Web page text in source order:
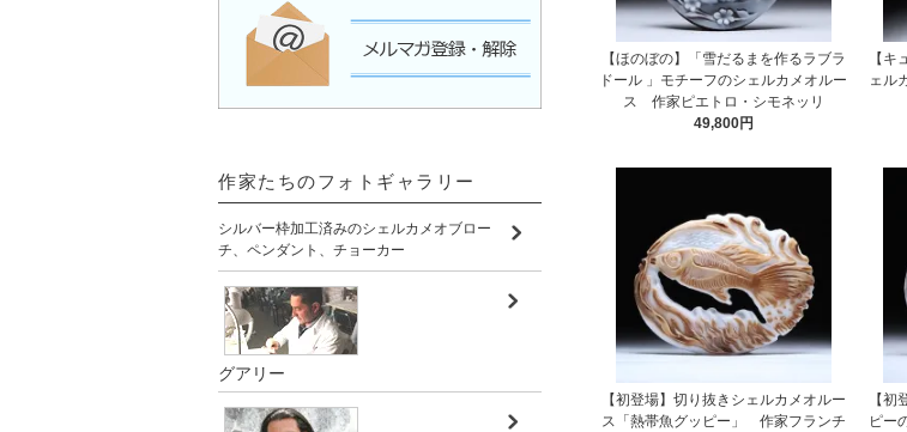
【ほのぼの】「雪だるまを作るラブラ
ドール 」モチーフのシェルカメオルー
ス 作家ピエトロ・シモネッリ
49,800円
【
ェル
【初登場】切り抜きシェルカメオルー
ス「熱帯魚グッピー」 作家フランチ
【
ピー
作家たちのフォトギャラリー
シルバー枠加工済みのシェルカメオブロー
チ、ペンダント、チョーカー
グアリー